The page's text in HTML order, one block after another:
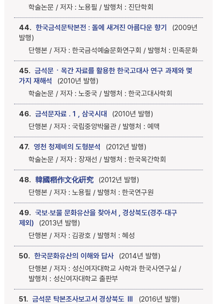
학술논문 / 저자 : 노용필 / 발행처 : 진단학회
44. 한국금석문탁본전 : 돌에 새겨진 아름다운 향기
(2009년
발행)
단행본 / 저자 : 한국금석예술문화연구회 / 발행처 : 민족문화
45. 금석문ㆍ목간 자료를 활용한 한국고대사 연구 과제와 몇
가지 재해석
(2010년 발행)
학술논문 / 저자 : 노중국 / 발행처 : 한국고대사학회
46. 금석문자료 . 1 , 삼국시대
(2010년 발행)
단행본 / 저자 : 국립중앙박물관 / 발행처 : 예맥
47. 영천 청제비의 도형분석
(2012년 발행)
학술논문 / 저자 : 장재선 / 발행처 : 한국목간학회
48. 韓國稻作文化硏究
(2012년 발행)
단행본 / 저자 : 노용필 / 발행처 : 한국연구원
49. 국보·보물 문화유산을 찾아서 , 경상북도(경주·대구
제외)
(2013년 발행)
단행본 / 저자 : 김광호 / 발행처 : 혜성
50. 한국문화유산의 이해와 답사
(2014년 발행)
단행본 / 저자 : 성신여자대학교 사학과 한국사연구실 /
발행처 : 성신여자대학교 출판부
51. 금석문 탁본조사보고서 경상북도 Ⅲ
(2016년 발행)